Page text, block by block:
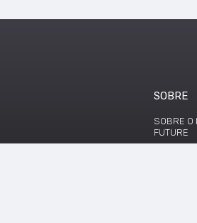
SOBRE
SOBRE O
FUTURE